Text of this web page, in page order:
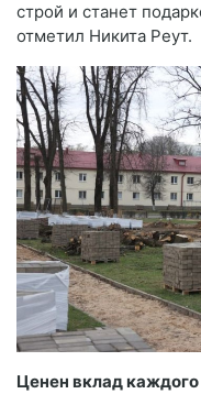
строй и станет
отметил Никита Реут.
Ценен вклад каждого